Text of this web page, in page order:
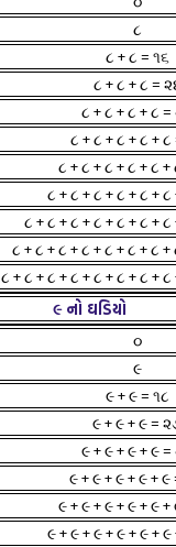
૮
૮ + ૮ = ૧૬
૮ + ૮ + ૮ =
૮ + ૮ + ૮ + ૮
૮ + ૮ + ૮ + ૮ +
૮ + ૮ + ૮ + ૮ + ૮
૮ + ૮ + ૮ + ૮ + ૮ +
૮ + ૮ + ૮ + ૮ + ૮ + ૮ +
૮ + ૮ + ૮ + ૮ + ૮ + ૮ + ૮
૮ + ૮ + ૮ + ૮ + ૮ + ૮ + ૮ +
૯ નો ઘડિયો
૦
૯
૯ + ૯ = ૧૮
૯ + ૯ + ૯ =
૯ + ૯ + ૯ + ૯
૯ + ૯ + ૯ + ૯ +
૯ + ૯ + ૯ + ૯ + ૯
૯ + ૯ + ૯ + ૯ + ૯ +